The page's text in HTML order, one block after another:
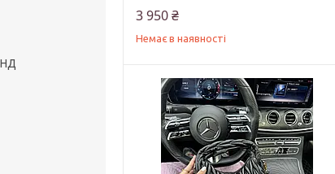
3 950 ₴
Немає в наявності